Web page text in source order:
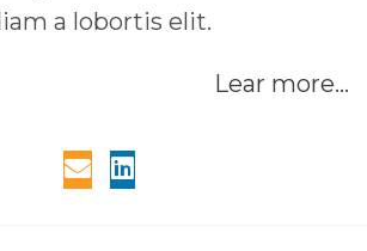
a lobortis elit.
Lear more…